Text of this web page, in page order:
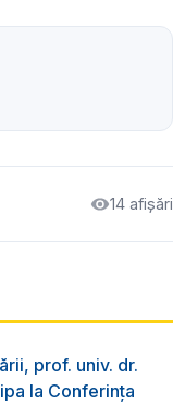
14 afișări
prof. univ. dr.
la Conferința